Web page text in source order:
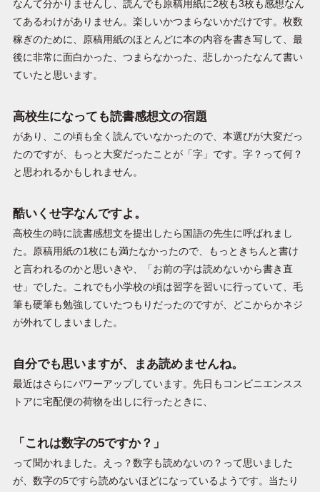
なんて分かりませんし、読んでも原稿用紙に2枚も3枚も感想なん
てあるわけがありません。楽しいかつまらないかだけです。枚数
稼ぎのために、原稿用紙のほとんどに本の内容を書き写して、最
後に非常に面白かった、つまらなかった、悲しかったなんて書い
ていたと思います。
高校生になっても読書感想文の宿題
があり、この頃も全く読んでいなかったので、本選びが大変だっ
たのですが、もっと大変だったことが「字」です。字？って何？
と思われるかもしれません。
酷いくせ字なんですよ。
高校生の時に読書感想文を提出したら国語の先生に呼ばれまし
た。原稿用紙の1枚にも満たなかったので、もっときちんと書け
と言われるのかと思いきや、「お前の字は読めないから書き直
せ」でした。これでも小学校の頃は習字を習いに行っていて、毛
筆も硬筆も勉強していたつもりだったのですが、どこからかネジ
が外れてしまいました。
自分でも思いますが、まあ読めませんね。
最近はさらにパワーアップしています。先日もコンビニエンスス
トアに宅配便の荷物を出しに行ったときに、
「これは数字の5ですか？」
って聞かれました。えっ？数字も読めないの？って思いました
が、数字の5ですら読めないほどになっているようです。当たり